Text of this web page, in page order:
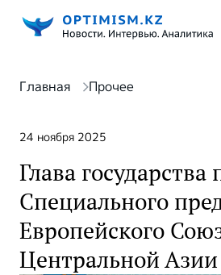
Главная Прочее
24 ноября 2025
Глава государства
Специального
Европейского
Центральной Азии